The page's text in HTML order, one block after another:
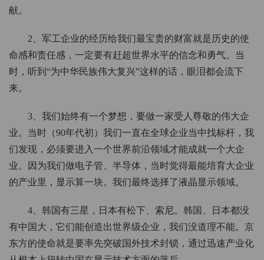
献。
2、军工企业的经历给我们最宝贵的财富就是历史的使
命感和责任感，一定要有赶超世界水平的信念和勇气。当
时，听到“为中华民族伟大复兴”这样的话，眼泪都会流下
来。
3、我们始终有一个梦想，要做一家受人尊敬的伟大企
业。当时（90年代初）我们一直在全球企业当中找标杆，我
们发现，必须要进入一个世界前沿领域才能成就一个大企
业。因为我们做电子管、半导体，当时觉得最能培育大企业
的产业里，显示算一块。我们最终选择了液晶显示领域。
4、韩国有三星，日本有松下、索尼。韩国、日本都没
有中国大，它们能创造出世界级企业，我们没道理不能。京
东方的使命就是要率先突破国外技术封锁，通过迅速产业化